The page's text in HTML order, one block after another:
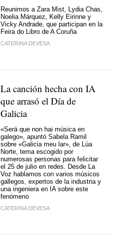
Reunimos a Zara Mist, Lydia Chas,
Noelia Márquez, Kelly Eirinne y
Vicky Andrade, que participan en la
Feira do Libro de A Coruña
CATERINA DEVESA
La canción hecha con IA
que arrasó el Día de
Galicia
«Será que non hai música en
galego», apuntó Sabela Ramil
sobre «Galicia meu lar», de Lúa
Norte, tema escogido por
numerosas personas para felicitar
el 25 de julio en redes. Desde La
Voz hablamos con varios músicos
gallegos, expertos de la industria y
una ingeniera en IA sobre este
fenómeno
CATERINA DEVESA